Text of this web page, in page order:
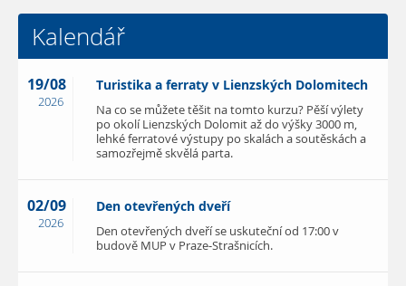
Kalendář
19/08
2026
Turistika a ferraty v Lienzských Dolomitech
Na co se můžete těšit na tomto kurzu? Pěší výlety
po okolí Lienzských Dolomit až do výšky 3000 m,
lehké ferratové výstupy po skalách a soutěskách a
samozřejmě skvělá parta.
02/09
2026
Den otevřených dveří
Den otevřených dveří se uskuteční od 17:00 v
budově MUP v Praze-Strašnicích.